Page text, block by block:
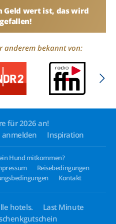
Geld wert ist, das wird
anderem bekannt von:
für 2026 an!
Inspiration
Hund mitkommen?
Reisebedingungen
Kontakt
hotels.
Last Minute